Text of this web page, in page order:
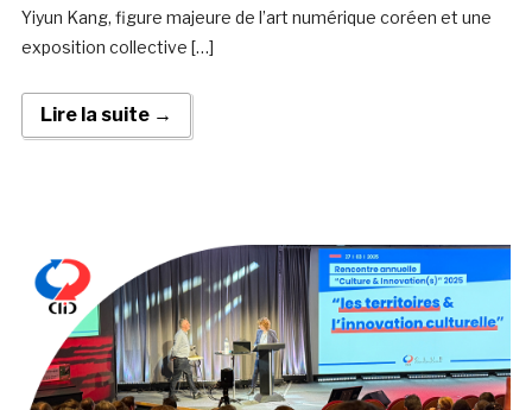
Yiyun Kang, figure majeure de l’art numérique coréen et une
exposition collective […]
Lire la suite →